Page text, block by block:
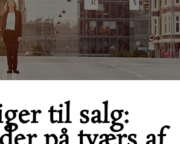
til salg: